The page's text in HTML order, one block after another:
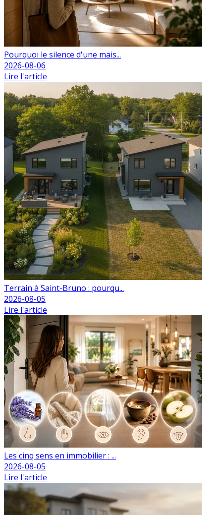
Pourquoi le silence d'une mais...
2026-08-06
Lire l'article
Terrain à Saint-Bruno : pourqu...
2026-08-05
Lire l'article
Les cinq sens en immobilier : ...
2026-08-05
Lire l'article